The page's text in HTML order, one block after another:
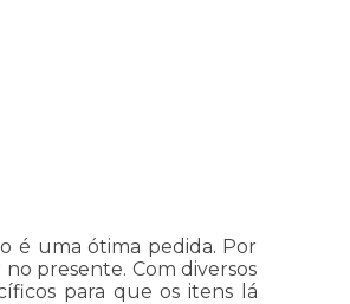
é uma ótima pedida. Por
presente. Com diversos
para que os itens lá